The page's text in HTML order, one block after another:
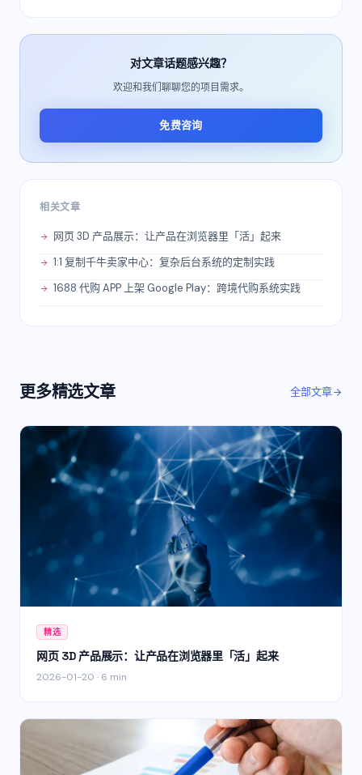
对文章话题感兴趣？
欢迎和我们聊聊您的项目需求。
免费咨询
相关文章
网页 3D 产品展示：让产品在浏览器里「活」起来
1:1 复制千牛卖家中心：复杂后台系统的定制实践
1688 代购 APP 上架 Google Play：跨境代购系统实践
更多精选文章 全部文章
精选
网页 3D 产品展示：让产品在浏览器里「活」起来
2026-01-20 · 6 min